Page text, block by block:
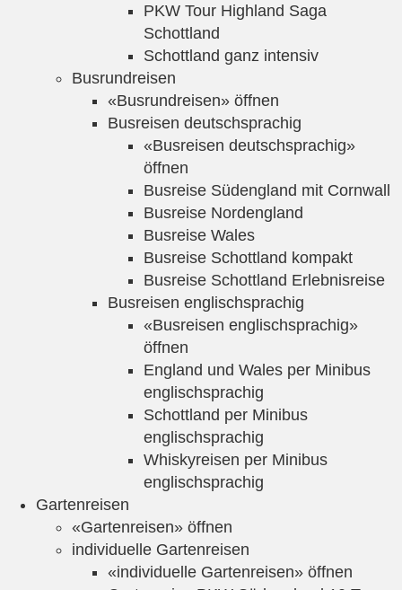
PKW Tour Highland Saga
Schottland
Schottland ganz intensiv
Busrundreisen
«Busrundreisen» öffnen
Busreisen deutschsprachig
«Busreisen deutschsprachig»
öffnen
Busreise Südengland mit Cornwall
Busreise Nordengland
Busreise Wales
Busreise Schottland kompakt
Busreise Schottland Erlebnisreise
Busreisen englischsprachig
«Busreisen englischsprachig»
öffnen
England und Wales per Minibus
englischsprachig
Schottland per Minibus
englischsprachig
Whiskyreisen per Minibus
englischsprachig
Gartenreisen
«Gartenreisen» öffnen
individuelle Gartenreisen
«individuelle Gartenreisen» öffnen